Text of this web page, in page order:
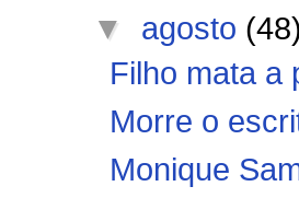
▼ agosto (48)
Filho mata a
Morre o
Monique